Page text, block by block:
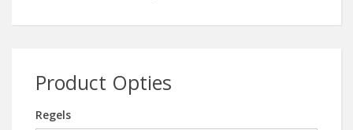
Product Opties
Regels